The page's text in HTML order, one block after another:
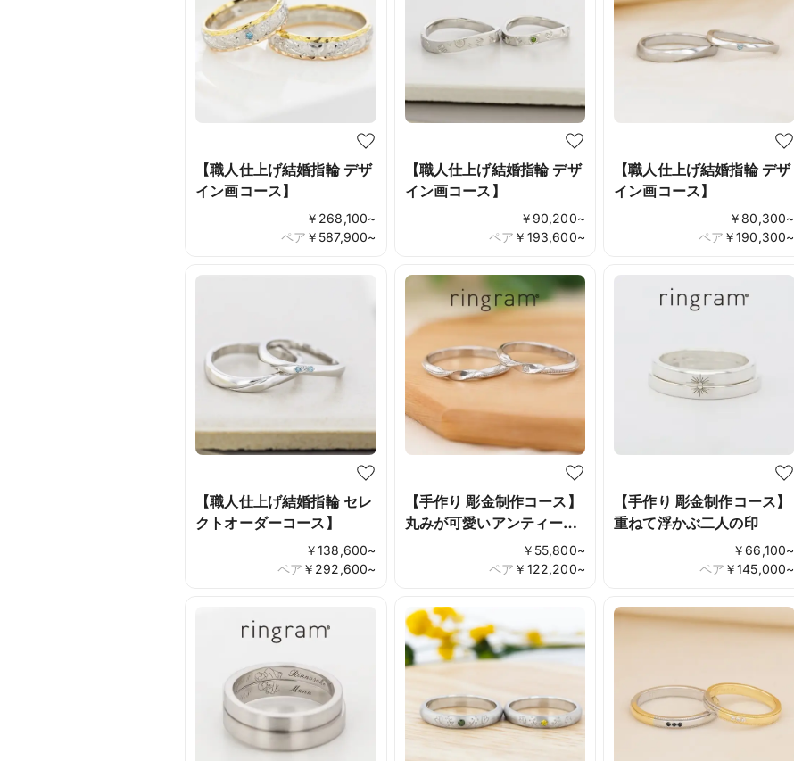
【職人仕上げ結婚指輪 デザ
イン画コース】
￥ 268,100~
￥ 587,900~
ペア
【職人仕上げ結婚指輪 デザ
イン画コース】
￥90,200~
￥ 193,600~
ペア
【職人仕上げ結婚指輪 デザ
イン画コース】
￥80,300~
￥190,300~
ペア
【職人仕上げ結婚指輪 セレ
クトオーダーコース】
￥138,600~
￥ 292,600~
ペア
【手作り 彫金制作コース】
丸みが可愛いアンティーク
￥ 55,800~
￥ 122,200~
ペア
【手作り 彫金制作コース】
重ねて浮かぶ二人の印
￥66,100~
￥145,000~
ペア